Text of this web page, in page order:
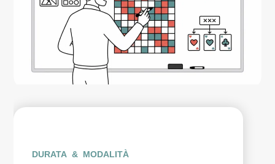
DURATA & MODALITÀ